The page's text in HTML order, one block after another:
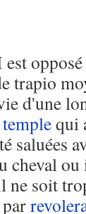
trapio
d'une
templequi
saluées
cheval
ne soit